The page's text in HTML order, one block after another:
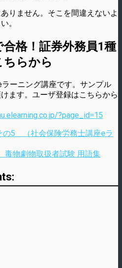
りません。そこを間違えないよ
。
格！証券外務員1種
ちらから
ーニング講座です。サンプル
ます。ユーザ登録はこちらから
?page_id=15
5 （社会保険労務士講座eラ
毒物劇物取扱者試験 用語集